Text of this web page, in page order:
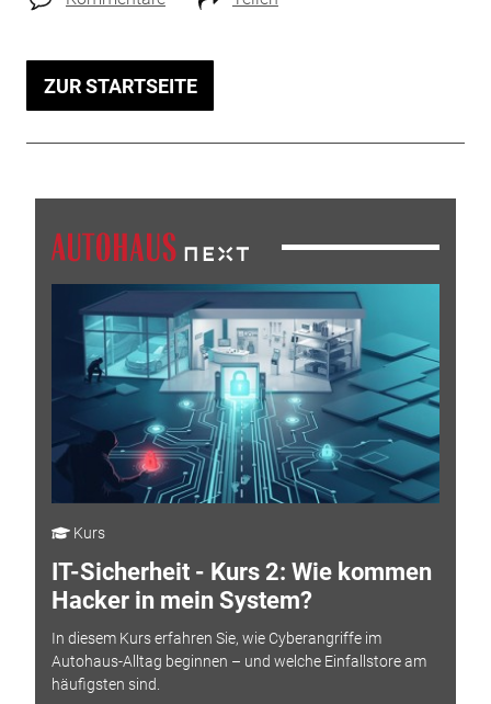
ZUR STARTSEITE
Kurs
IT-Sicherheit - Kurs 2: Wie kommen
Hacker in mein System?
In diesem Kurs erfahren Sie, wie Cyberangriffe im
Autohaus-Alltag beginnen – und welche Einfallstore am
häufigsten sind.